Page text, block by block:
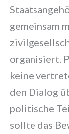
gemeinsam
organisiert.
keine
den Dialog
politische
sollte das